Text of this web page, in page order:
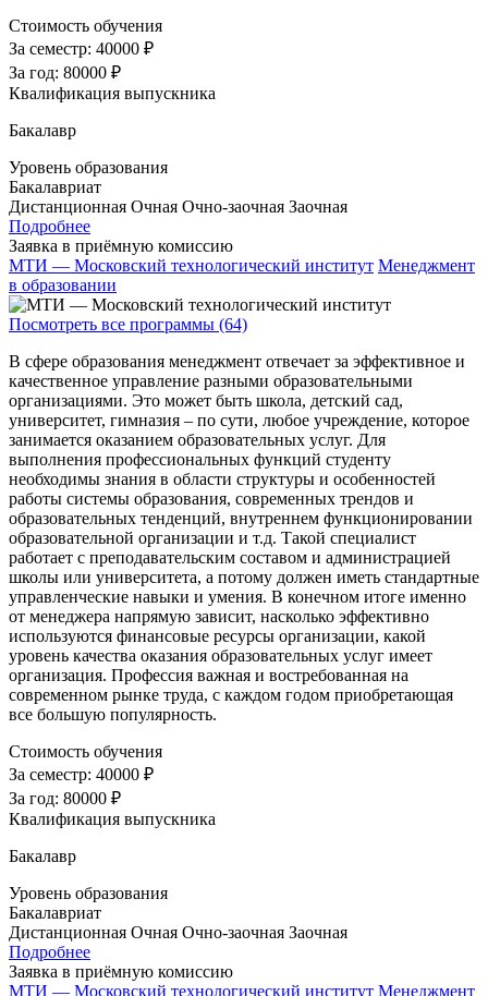
Стоимость обучения
За семестр: 40000 ₽
За год: 80000 ₽
Квалификация выпускника
Бакалавр
Уровень образования
Бакалавриат
Дистанционная Очная Очно-заочная Заочная
Подробнее
Заявка в приёмную комиссию
МТИ — Московский технологический институт Менеджмент
в образовании
Посмотреть все программы (64)
В сфере образования менеджмент отвечает за эффективное и
качественное управление разными образовательными
организациями. Это может быть школа, детский сад,
университет, гимназия – по сути, любое учреждение, которое
занимается оказанием образовательных услуг. Для
выполнения профессиональных функций студенту
необходимы знания в области структуры и особенностей
работы системы образования, современных трендов и
образовательных тенденций, внутреннем функционировании
образовательной организации и т.д. Такой специалист
работает с преподавательским составом и администрацией
школы или университета, а потому должен иметь стандартные
управленческие навыки и умения. В конечном итоге именно
от менеджера напрямую зависит, насколько эффективно
используются финансовые ресурсы организации, какой
уровень качества оказания образовательных услуг имеет
организация. Профессия важная и востребованная на
современном рынке труда, с каждом годом приобретающая
все большую популярность.
Стоимость обучения
За семестр: 40000 ₽
За год: 80000 ₽
Квалификация выпускника
Бакалавр
Уровень образования
Бакалавриат
Дистанционная Очная Очно-заочная Заочная
Подробнее
Заявка в приёмную комиссию
МТИ — Московский технологический институт Менеджмент